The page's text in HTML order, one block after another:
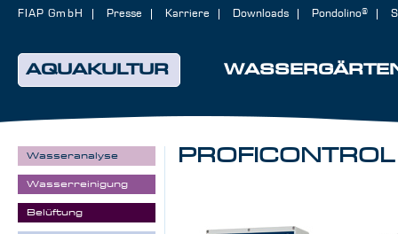
AQUAKULTUR
FIAP GmbH Presse Karriere Downloads Pondolino®
Wasseranalyse
Wasserreinigung
Belüftung